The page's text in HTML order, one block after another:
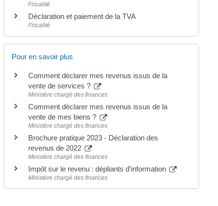
Fiscalité
Déclaration et paiement de la TVA
Fiscalité
Pour en savoir plus
Comment déclarer mes revenus issus de la
vente de services ?
Ministère chargé des finances
Comment déclarer mes revenus issus de la
vente de mes biens ?
Ministère chargé des finances
Brochure pratique 2023 - Déclaration des
revenus de 2022
Ministère chargé des finances
Impôt sur le revenu : dépliants d'information
Ministère chargé des finances